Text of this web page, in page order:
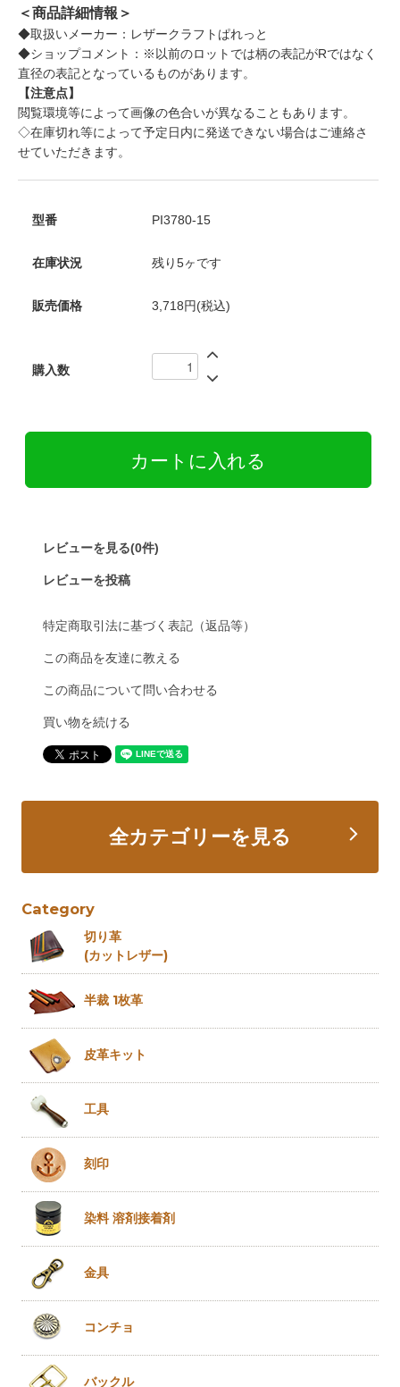
＜商品詳細情報＞
◆取扱いメーカー：レザークラフトぱれっと
◆ショップコメント：※以前のロットでは柄の表記がRではなく
直径の表記となっているものがあります。
【注意点】
閲覧環境等によって画像の色合いが異なることもあります。
◇在庫切れ等によって予定日内に発送できない場合はご連絡さ
せていただきます。
型番 PI3780-15
在庫状況 残り5ヶです
販売価格 3,718円(税込)
購入数
レビューを見る(0件)
レビューを投稿
特定商取引法に基づく表記（返品等）
この商品を友達に教える
この商品について問い合わせる
買い物を続ける
全カテゴリーを見る
Category
切り革
(カットレザー)
半裁 1枚革
皮革キット
工具
刻印
染料 溶剤接着剤
金具
コンチョ
バックル